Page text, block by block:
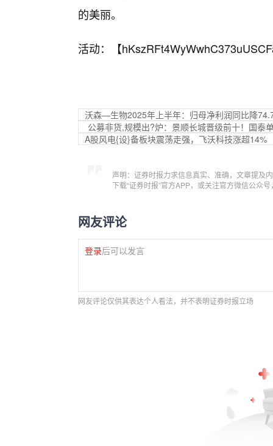
的美丽。
活动：【
沃森—生物2025年上半年：归母净利润同比降
公募非货,规模出?炉：景顺长城晋级前十！国泰
A股风电{设}备板块震荡走强，飞沃科技涨超14%
声明：证券时报力求信息真实、准确，文章提及
下载“证券时报”官方APP，或关注官方微信公众
网友评论
登录后可以发言
网友评论仅供其表达个人看法，并不表明证券时报立场